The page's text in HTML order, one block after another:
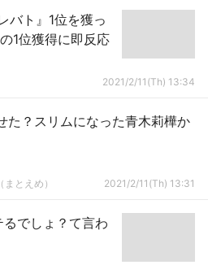
バト』1位を獲っ
1位獲得に即反応
2021/2/11(Th) 13:34
た？スリムになった青木莉樺か
とえめ） 2021/2/11(Th) 13:31
でしょ？て言わ